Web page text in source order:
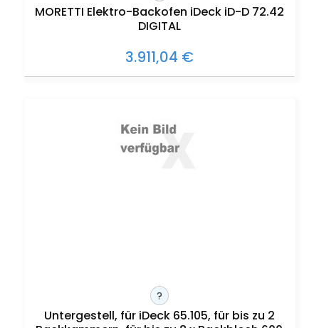
MORETTI Elektro-Backofen iDeck iD-D 72.42
DIGITAL
3.911,04 €
?
Untergestell, für iDeck 65.105, für bis zu 2